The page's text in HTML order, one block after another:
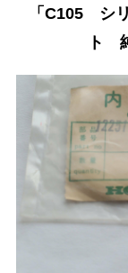
「C105 シ
ト